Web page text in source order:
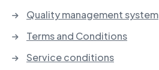
Quality management system
Terms and Conditions
Service conditions